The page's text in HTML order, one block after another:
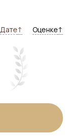
Дате↑ Оценке↑